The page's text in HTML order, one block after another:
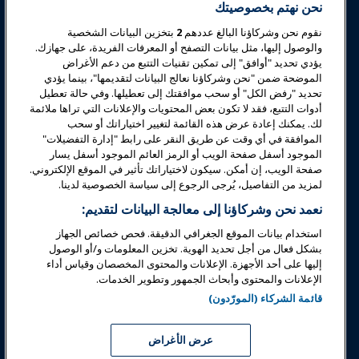
تعليم
السلامة والأمان
الدعوة
البحوث والتقارير
حول IAAPA
شركاء
Copyright © 2026 الجمعية الدولية للحدائق الترفيهية والمعالم. جميع
الحقوق محفوظة.
سياسة الخصوصية
إشعار الترجمة
نحن نهتم بخصوصيتك
نقوم نحن وشركاؤنا البالغ عددهم 2 بتخزين البيانات الشخصية
والوصول إليها، مثل بيانات التصفح أو المعرفات الفريدة، على جهازك.
يؤدي تحديد "أوافق" إلى تمكين تقنيات التتبع من دعم الأغراض
الموضحة ضمن "نحن وشركاؤنا نعالج البيانات لتقديمها"، بينما يؤدي
تحديد "رفض الكل" أو سحب موافقتك إلى تعطيلها. وفي حالة تعطيل
أدوات التتبع، فقد لا تكون بعض المحتويات والإعلانات التي تراها ملائمة
لك. يمكنك إعادة عرض هذه القائمة لتغيير اختياراتك أو سحب
الموافقة في أي وقت عن طريق النقر على رابط "إدارة التفضيلات"
الموجود أسفل صفحة الويب أو الرمز العائم الموجود أسفل يسار
صفحة الويب، إن أمكن. سيكون لاختياراتك تأثير في الموقع الإلكتروني.
لمزيد من التفاصيل، يُرجى الرجوع إلى سياسة الخصوصية لدينا.
نعمد نحن وشركاؤنا إلى معالجة البيانات لتقديم:
استخدام بيانات الموقع الجغرافي الدقيقة. فحص خصائص الجهاز
بشكل فعال من أجل تحديد الهوية. تخزين المعلومات و/أو الوصول
إليها على أحد الأجهزة. الإعلانات والمحتوى المخصصان وقياس أداء
الإعلانات والمحتوى وأبحاث الجمهور وتطوير الخدمات.
قائمة الشركاء (المورّدون)
عرض الأغراض